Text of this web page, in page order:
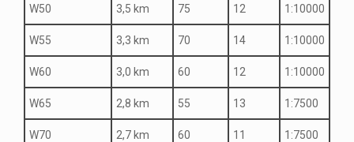
W50 3,5 km 75 12 1:10000
W55 3,3 km 70 14 1:10000
W60 3,0 km 60 12 1:10000
W65 2,8 km 55 13 1:7500
W70 2,7 km 60 11 1:7500